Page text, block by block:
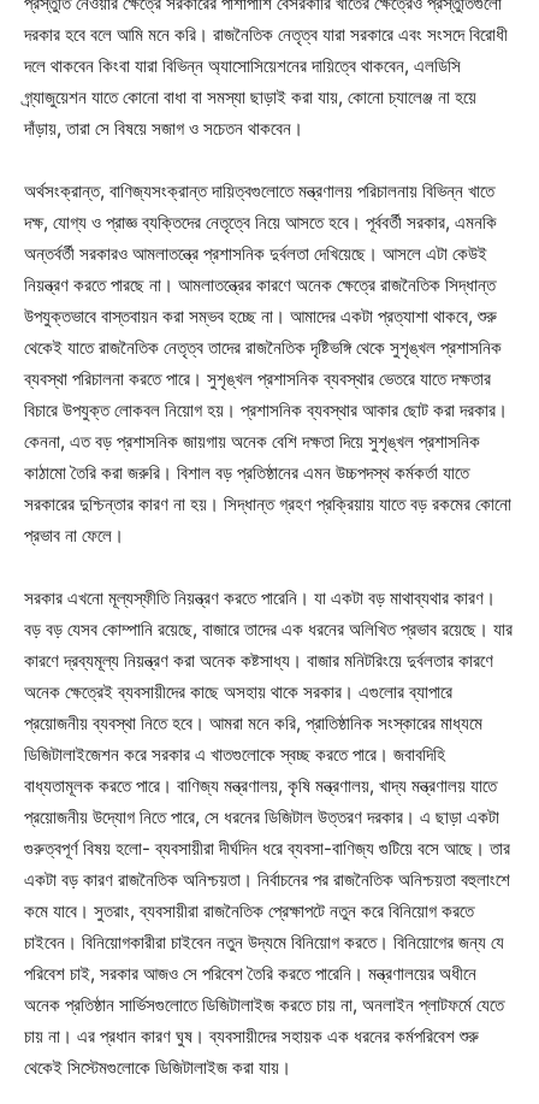
দরকার হবে বলে আমি মনে করি। রাজনৈতিক নেতৃত্ব যারা সরকারে এবং সংসদে বিরোধী
দলে থাকবেন কিংবা যারা বিভিন্ন অ্যাসোসিয়েশনের দায়িত্বে থাকবেন, এলডিসি
গ্র্যাজুয়েশন যাতে কোনো বাধা বা সমস্যা ছাড়াই করা যায়, কোনো চ্যালেঞ্জ না হয়ে
দাঁড়ায়, তারা সে বিষয়ে সজাগ ও সচেতন থাকবেন।
অর্থসংক্রান্ত, বাণিজ্যসংক্রান্ত দায়িত্বগুলোতে মন্ত্রণালয় পরিচালনায় বিভিন্ন খাতে
দক্ষ, যোগ্য ও প্রাজ্ঞ ব্যক্তিদের নেতৃত্বে নিয়ে আসতে হবে। পূর্ববর্তী সরকার, এমনকি
অন্তর্বর্তী সরকারও আমলাতন্ত্রে প্রশাসনিক দুর্বলতা দেখিয়েছে। আসলে এটা কেউই
নিয়ন্ত্রণ করতে পারছে না। আমলাতন্ত্রের কারণে অনেক ক্ষেত্রে রাজনৈতিক সিদ্ধান্ত
উপযুক্তভাবে বাস্তবায়ন করা সম্ভব হচ্ছে না। আমাদের একটা প্রত্যাশা থাকবে, শুরু
থেকেই যাতে রাজনৈতিক নেতৃত্ব তাদের রাজনৈতিক দৃষ্টিভঙ্গি থেকে সুশৃঙ্খল প্রশাসনিক
ব্যবস্থা পরিচালনা করতে পারে। সুশৃঙ্খল প্রশাসনিক ব্যবস্থার ভেতরে যাতে দক্ষতার
বিচারে উপযুক্ত লোকবল নিয়োগ হয়। প্রশাসনিক ব্যবস্থার আকার ছোট করা দরকার।
কেননা, এত বড় প্রশাসনিক জায়গায় অনেক বেশি দক্ষতা দিয়ে সুশৃঙ্খল প্রশাসনিক
কাঠামো তৈরি করা জরুরি। বিশাল বড় প্রতিষ্ঠানের এমন উচ্চপদস্থ কর্মকর্তা যাতে
সরকারের দুশ্চিন্তার কারণ না হয়। সিদ্ধান্ত গ্রহণ প্রক্রিয়ায় যাতে বড় রকমের কোনো
প্রভাব না ফেলে।
সরকার এখনো মূল্যস্ফীতি নিয়ন্ত্রণ করতে পারেনি। যা একটা বড় মাথাব্যথার কারণ।
বড় বড় যেসব কোম্পানি রয়েছে, বাজারে তাদের এক ধরনের অলিখিত প্রভাব রয়েছে। যার
কারণে দ্রব্যমূল্য নিয়ন্ত্রণ করা অনেক কষ্টসাধ্য। বাজার মনিটরিংয়ে দুর্বলতার কারণে
অনেক ক্ষেত্রেই ব্যবসায়ীদের কাছে অসহায় থাকে সরকার। এগুলোর ব্যাপারে
প্রয়োজনীয় ব্যবস্থা নিতে হবে। আমরা মনে করি, প্রাতিষ্ঠানিক সংস্কারের মাধ্যমে
ডিজিটালাইজেশন করে সরকার এ খাতগুলোকে স্বচ্ছ করতে পারে। জবাবদিহি
বাধ্যতামূলক করতে পারে। বাণিজ্য মন্ত্রণালয়, কৃষি মন্ত্রণালয়, খাদ্য মন্ত্রণালয় যাতে
প্রয়োজনীয় উদ্যোগ নিতে পারে, সে ধরনের ডিজিটাল উত্তরণ দরকার। এ ছাড়া একটা
গুরুত্বপূর্ণ বিষয় হলো- ব্যবসায়ীরা দীর্ঘদিন ধরে ব্যবসা-বাণিজ্য গুটিয়ে বসে আছে। তার
একটা বড় কারণ রাজনৈতিক অনিশ্চয়তা। নির্বাচনের পর রাজনৈতিক অনিশ্চয়তা বহুলাংশে
কমে যাবে। সুতরাং, ব্যবসায়ীরা রাজনৈতিক প্রেক্ষাপটে নতুন করে বিনিয়োগ করতে
চাইবেন। বিনিয়োগকারীরা চাইবেন নতুন উদ্যমে বিনিয়োগ করতে। বিনিয়োগের জন্য যে
পরিবেশ চাই, সরকার আজও সে পরিবেশ তৈরি করতে পারেনি। মন্ত্রণালয়ের অধীনে
অনেক প্রতিষ্ঠান সার্ভিসগুলোতে ডিজিটালাইজ করতে চায় না, অনলাইন প্লাটফর্মে যেতে
চায় না। এর প্রধান কারণ ঘুষ। ব্যবসায়ীদের সহায়ক এক ধরনের কর্মপরিবেশ শুরু
থেকেই সিস্টেমগুলোকে ডিজিটালাইজ করা যায়।